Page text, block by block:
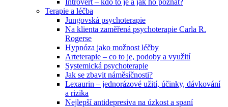
Introvert – kdo to je a jak ho poznat?
Terapie a léčba
Jungovská psychoterapie
Na klienta zaměřená psychoterapie Carla R.
Rogerse
Hypnóza jako možnost léčby
Arteterapie – co to je, podoby a využití
Systemická psychoterapie
Jak se zbavit náměsíčnosti?
Lexaurin – jednorázové užití, účinky, dávkování
a rizika
Nejlepší antidepresiva na úzkost a spaní